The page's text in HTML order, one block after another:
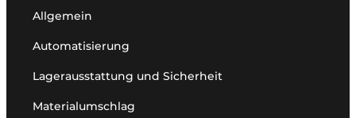
Allgemein
Automatisierung
Lagerausstattung und Sicherheit
Materialumschlag